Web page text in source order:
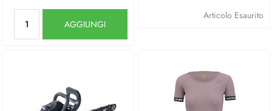
AGGIUNGI
Articolo Esaurito